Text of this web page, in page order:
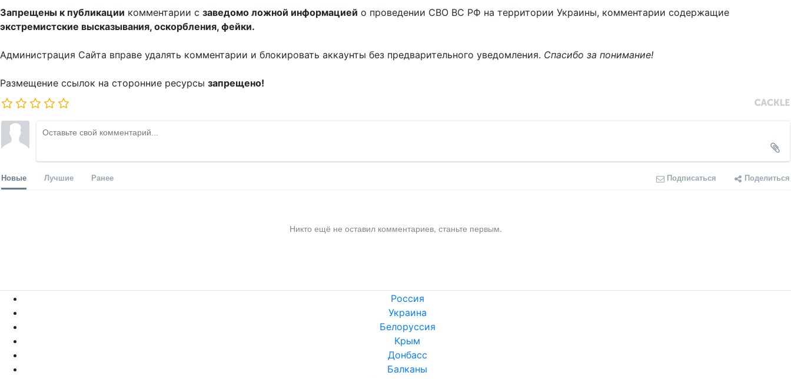
Запрещены к публикации комментарии с заведомо ложной информацией о проведении СВО ВС РФ на территории Украины, комментарии содержащие
экстремистские высказывания, оскорбления, фейки.
Администрация Сайта вправе удалять комментарии и блокировать аккаунты без предварительного уведомления. Спасибо за понимание!
Размещение ссылок на сторонние ресурсы запрещено!
Новые Лучшие Ранее Подписаться Поделиться
Никто ещё не оставил комментариев, станьте первым.
Россия
Украина
Белоруссия
Крым
Донбасс
Балканы